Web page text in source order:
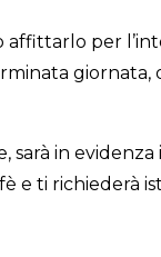
per
sarà in
ti richiederà